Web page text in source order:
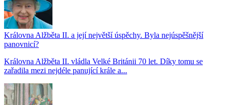
Královna Alžběta II. a její největší úspěchy. Byla nejúspěšnější
panovnicí?
Královna Alžběta II. vládla Velké Británii 70 let. Díky tomu se
zařadila mezi nejdéle panující krále a...